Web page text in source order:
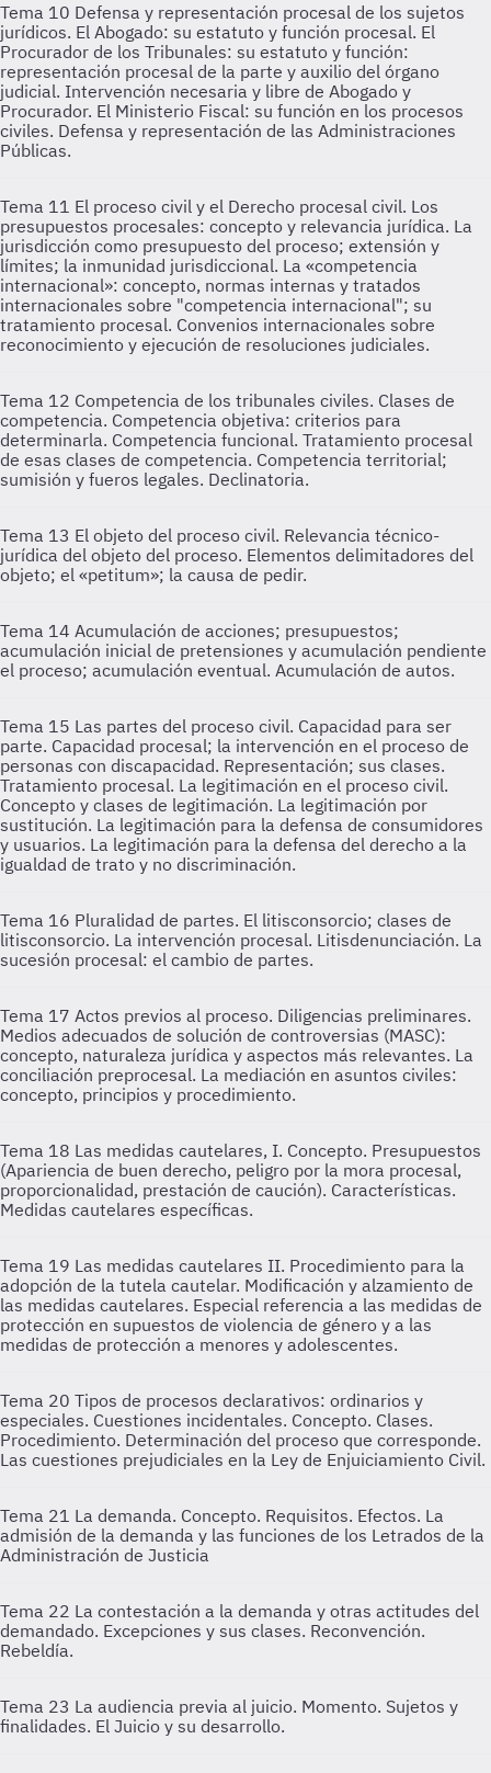
Tema 10 Defensa y representación procesal de los sujetos
jurídicos. El Abogado: su estatuto y función procesal. El
Procurador de los Tribunales: su estatuto y función:
representación procesal de la parte y auxilio del órgano
judicial. Intervención necesaria y libre de Abogado y
Procurador. El Ministerio Fiscal: su función en los procesos
civiles. Defensa y representación de las Administraciones
Públicas.
Tema 11 El proceso civil y el Derecho procesal civil. Los
presupuestos procesales: concepto y relevancia jurídica. La
jurisdicción como presupuesto del proceso; extensión y
límites; la inmunidad jurisdiccional. La «competencia
internacional»: concepto, normas internas y tratados
internacionales sobre "competencia internacional"; su
tratamiento procesal. Convenios internacionales sobre
reconocimiento y ejecución de resoluciones judiciales.
Tema 12 Competencia de los tribunales civiles. Clases de
competencia. Competencia objetiva: criterios para
determinarla. Competencia funcional. Tratamiento procesal
de esas clases de competencia. Competencia territorial;
sumisión y fueros legales. Declinatoria.
Tema 13 El objeto del proceso civil. Relevancia técnico-
jurídica del objeto del proceso. Elementos delimitadores del
objeto; el «petitum»; la causa de pedir.
Tema 14 Acumulación de acciones; presupuestos;
acumulación inicial de pretensiones y acumulación pendiente
el proceso; acumulación eventual. Acumulación de autos.
Tema 15 Las partes del proceso civil. Capacidad para ser
parte. Capacidad procesal; la intervención en el proceso de
personas con discapacidad. Representación; sus clases.
Tratamiento procesal. La legitimación en el proceso civil.
Concepto y clases de legitimación. La legitimación por
sustitución. La legitimación para la defensa de consumidores
y usuarios. La legitimación para la defensa del derecho a la
igualdad de trato y no discriminación.
Tema 16 Pluralidad de partes. El litisconsorcio; clases de
litisconsorcio. La intervención procesal. Litisdenunciación. La
sucesión procesal: el cambio de partes.
Tema 17 Actos previos al proceso. Diligencias preliminares.
Medios adecuados de solución de controversias (MASC):
concepto, naturaleza jurídica y aspectos más relevantes. La
conciliación preprocesal. La mediación en asuntos civiles:
concepto, principios y procedimiento.
Tema 18 Las medidas cautelares, I. Concepto. Presupuestos
(Apariencia de buen derecho, peligro por la mora procesal,
proporcionalidad, prestación de caución). Características.
Medidas cautelares específicas.
Tema 19 Las medidas cautelares II. Procedimiento para la
adopción de la tutela cautelar. Modificación y alzamiento de
las medidas cautelares. Especial referencia a las medidas de
protección en supuestos de violencia de género y a las
medidas de protección a menores y adolescentes.
Tema 20 Tipos de procesos declarativos: ordinarios y
especiales. Cuestiones incidentales. Concepto. Clases.
Procedimiento. Determinación del proceso que corresponde.
Las cuestiones prejudiciales en la Ley de Enjuiciamiento Civil.
Tema 21 La demanda. Concepto. Requisitos. Efectos. La
admisión de la demanda y las funciones de los Letrados de la
Administración de Justicia
Tema 22 La contestación a la demanda y otras actitudes del
demandado. Excepciones y sus clases. Reconvención.
Rebeldía.
Tema 23 La audiencia previa al juicio. Momento. Sujetos y
finalidades. El Juicio y su desarrollo.